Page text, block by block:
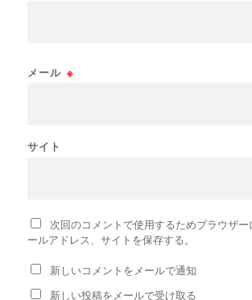
メール ※
サイト
次回のコメントで使用するためブラウザー
ールアドレス、サイトを保存する。
新しいコメントをメールで通知
新しい投稿をメールで受け取る